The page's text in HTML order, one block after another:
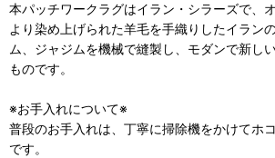
本パッチワークラグはイラン・シラーズで、
より染め上げられた羊毛を手織りしたイラン
ム、ジャジムを機械で縫製し、モダンで新し
ものです。
※お手入れについて※
普段のお手入れは、丁寧に掃除機をかけてホ
です。